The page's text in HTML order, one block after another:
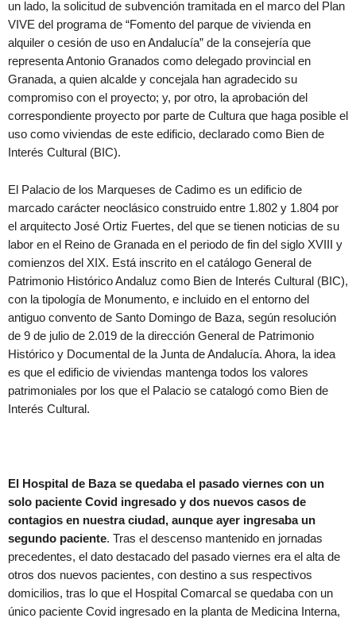
un lado, la solicitud de subvención tramitada en el marco del Plan
VIVE del programa de “Fomento del parque de vivienda en
alquiler o cesión de uso en Andalucía” de la consejería que
representa Antonio Granados como delegado provincial en
Granada, a quien alcalde y concejala han agradecido su
compromiso con el proyecto; y, por otro, la aprobación del
correspondiente proyecto por parte de Cultura que haga posible el
uso como viviendas de este edificio, declarado como Bien de
Interés Cultural (BIC).
El Palacio de los Marqueses de Cadimo es un edificio de
marcado carácter neoclásico construido entre 1.802 y 1.804 por
el arquitecto José Ortiz Fuertes, del que se tienen noticias de su
labor en el Reino de Granada en el periodo de fin del siglo XVIII y
comienzos del XIX. Está inscrito en el catálogo General de
Patrimonio Histórico Andaluz como Bien de Interés Cultural (BIC),
con la tipología de Monumento, e incluido en el entorno del
antiguo convento de Santo Domingo de Baza, según resolución
de 9 de julio de 2.019 de la dirección General de Patrimonio
Histórico y Documental de la Junta de Andalucía. Ahora, la idea
es que el edificio de viviendas mantenga todos los valores
patrimoniales por los que el Palacio se catalogó como Bien de
Interés Cultural.
El Hospital de Baza se quedaba el pasado viernes con un
solo paciente Covid ingresado y dos nuevos casos de
contagios en nuestra ciudad, aunque ayer ingresaba un
segundo paciente. Tras el descenso mantenido en jornadas
precedentes, el dato destacado del pasado viernes era el alta de
otros dos nuevos pacientes, con destino a sus respectivos
domicilios, tras lo que el Hospital Comarcal se quedaba con un
único paciente Covid ingresado en la planta de Medicina Interna,